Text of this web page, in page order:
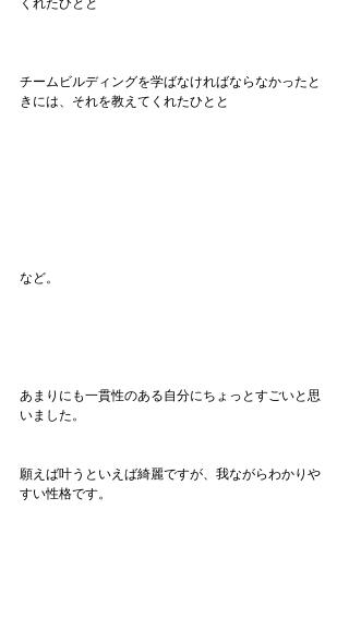
チームビルディングを学ばなければならなかったと
きには、それを教えてくれたひとと
など。
あまりにも一貫性のある自分にちょっとすごいと思
いました。
願えば叶うといえば綺麗ですが、我ながらわかりや
すい性格です。